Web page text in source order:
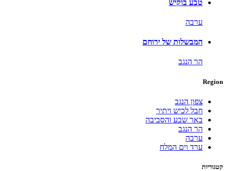
טבע בוקיש
ערבה
המבשלות של ירוחם
הר הנגב
Region
צפון הנגב
חבל לכיש ויתיר
באר שבע והסביבה
הר הנגב
ערבה
ערד וים המלח
קטגוריות